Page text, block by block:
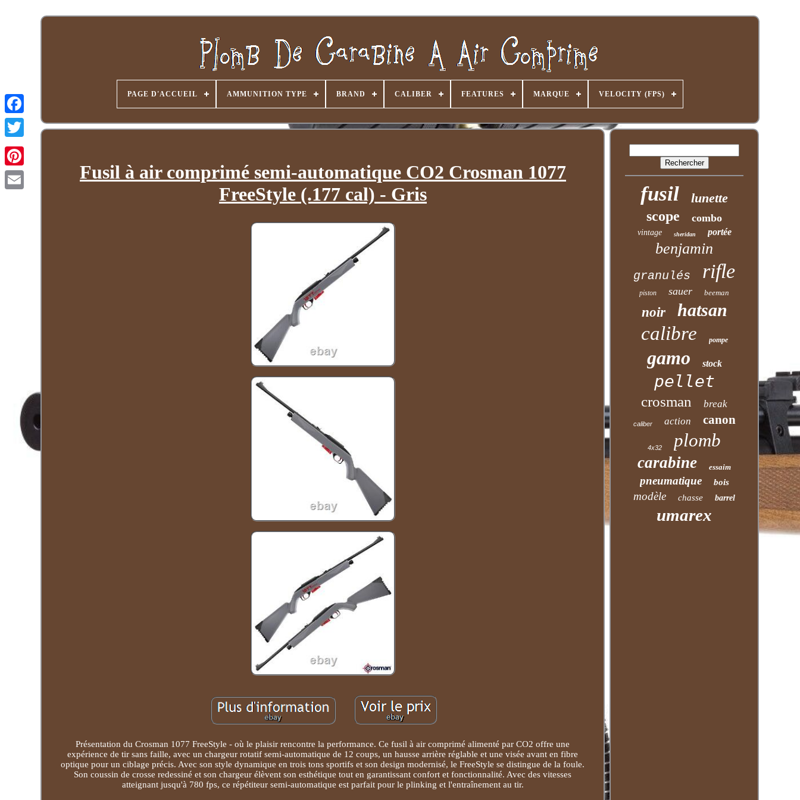
PAGE D'ACCUEIL AMMUNITION TYPE BRAND CALIBER FEATURES MARQUE VELOCITY (FPS)
Fusil à air comprimé semi-automatique CO2 Crosman 1077
FreeStyle (.177 cal) - Gris
Présentation du Crosman 1077 FreeStyle - où le plaisir rencontre la performance. Ce fusil à air comprimé alimenté par CO2 offre une
expérience de tir sans faille, avec un chargeur rotatif semi-automatique de 12 coups, un hausse arrière réglable et une visée avant en fibre
optique pour un ciblage précis. Avec son style dynamique en trois tons sportifs et son design modernisé, le FreeStyle se distingue de la foule.
Son coussin de crosse redessiné et son chargeur élèvent son esthétique tout en garantissant confort et fonctionnalité. Avec des vitesses
atteignant jusqu'à 780 fps, ce répétiteur semi-automatique est parfait pour le plinking et l'entraînement au tir.
fusil lunette
scope combo
vintage sheridan portée
benjamin
granulés rifle
piston sauer beeman
noir hatsan
calibre pompe
gamo stock
pellet
crosman break
caliber action canon
4x32 plomb
carabine essaim
pneumatique bois
modèle chasse barrel
umarex